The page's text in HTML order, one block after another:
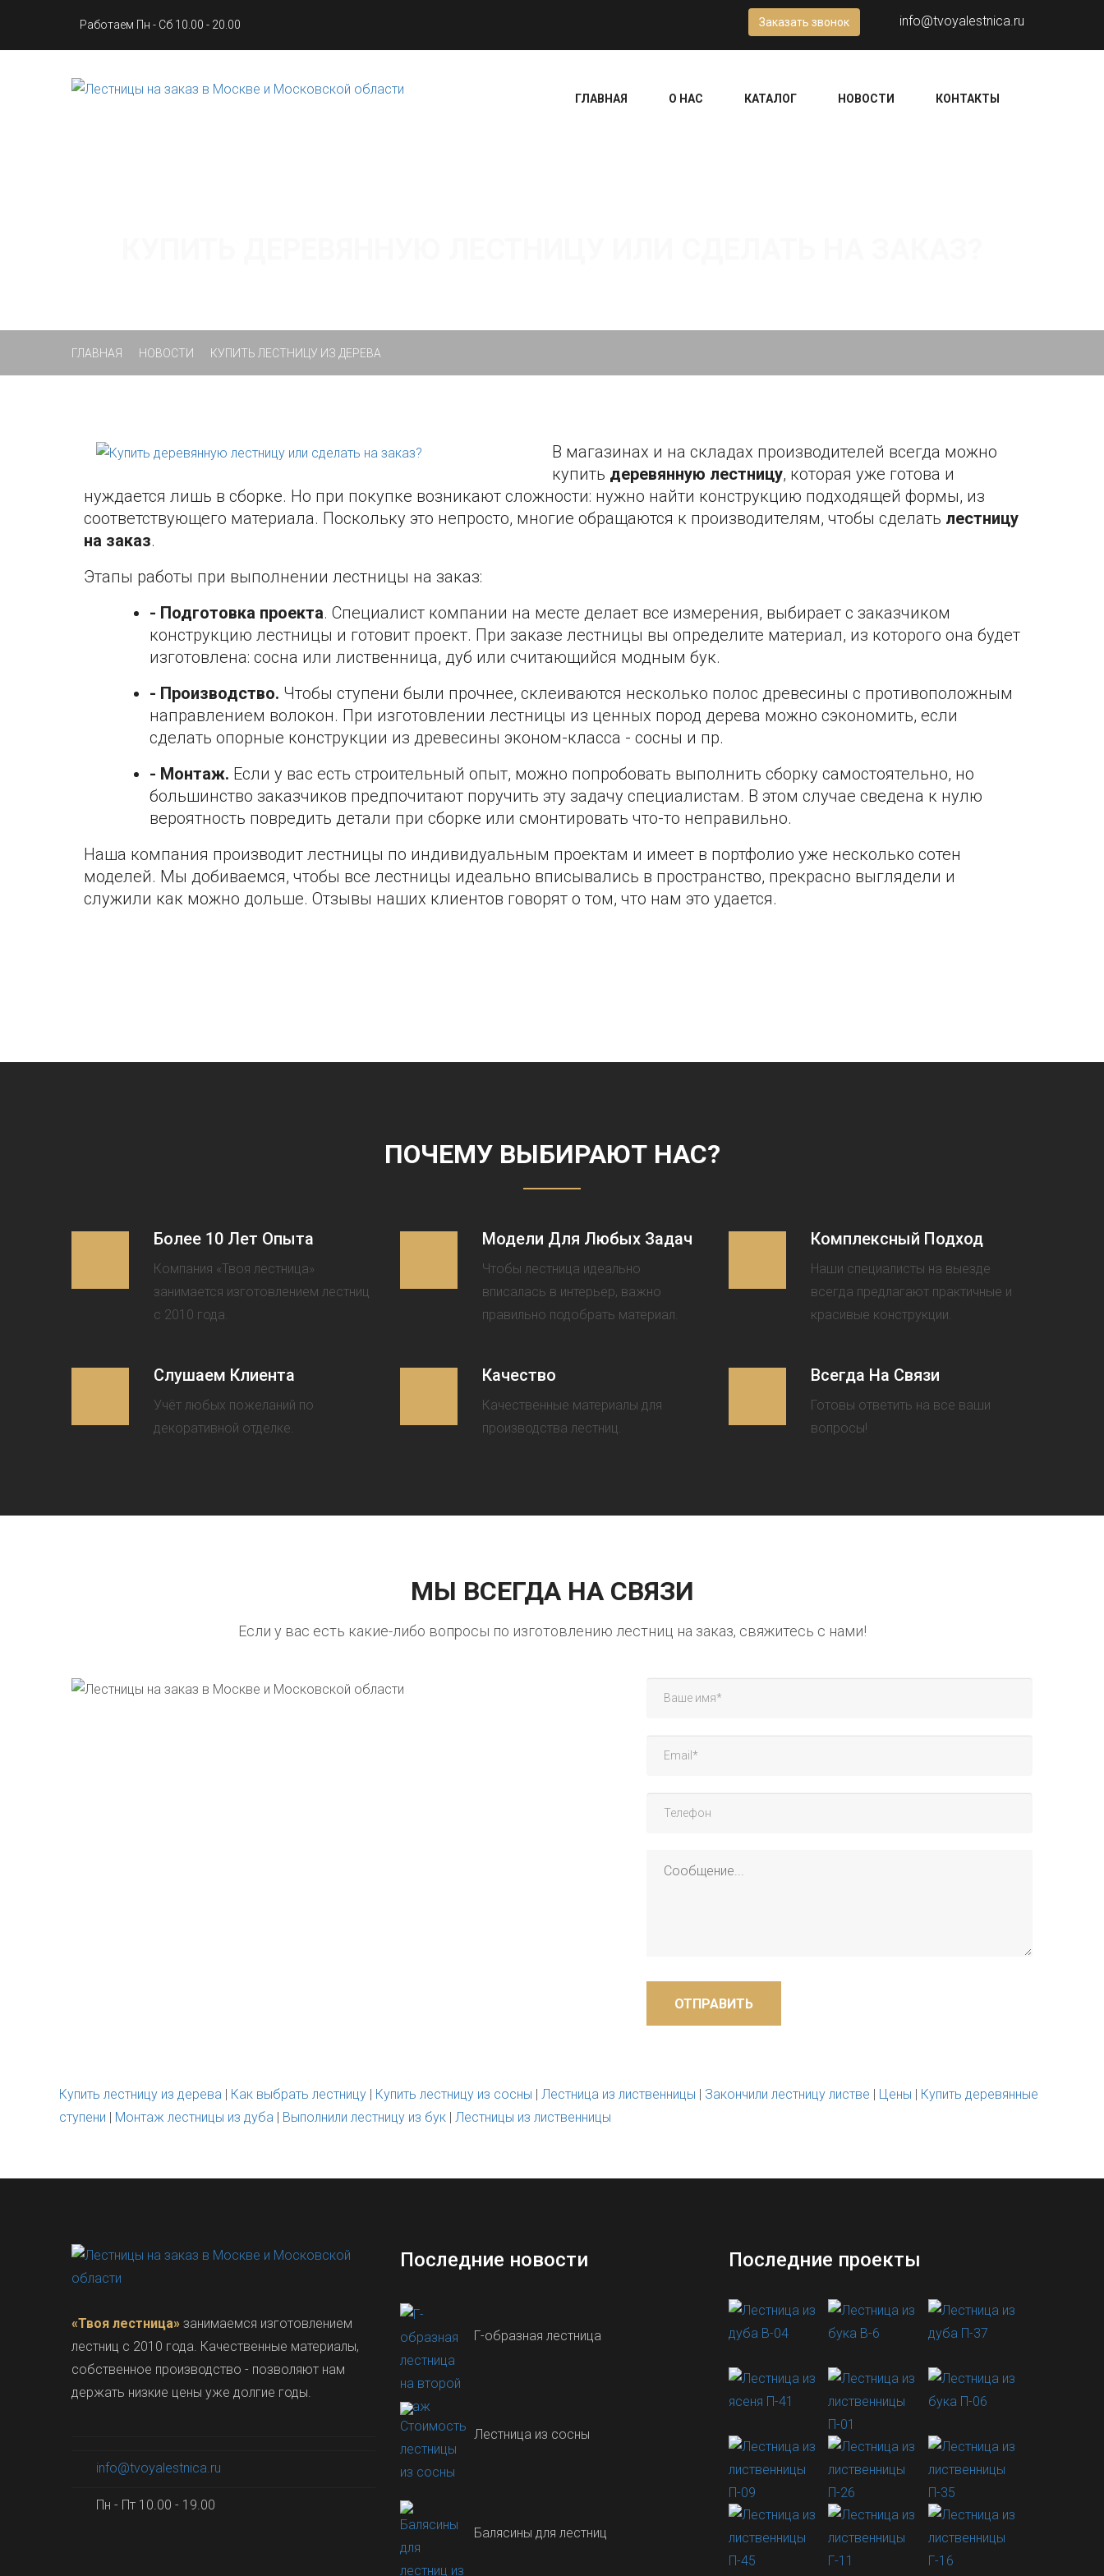
Работаем Пн - Сб 10.00 - 20.00 Заказать звонок info@tvoyalestnica.ru
ГЛАВНАЯ О НАС КАТАЛОГ НОВОСТИ КОНТАКТЫ
ГЛАВНАЯ НОВОСТИ КУПИТЬ ЛЕСТНИЦУ ИЗ ДЕРЕВА
В магазинах и на складах производителей всегда можно
купить деревянную лестницу, которая уже готова и
нуждается лишь в сборке. Но при покупке возникают сложности: нужно найти конструкцию подходящей формы, из
соответствующего материала. Поскольку это непросто, многие обращаются к производителям, чтобы сделать лестницу
на заказ.
Этапы работы при выполнении лестницы на заказ:
- Подготовка проекта. Специалист компании на месте делает все измерения, выбирает с заказчиком
конструкцию лестницы и готовит проект. При заказе лестницы вы определите материал, из которого она будет
изготовлена: сосна или лиственница, дуб или считающийся модным бук.
- Производство. Чтобы ступени были прочнее, склеиваются несколько полос древесины с противоположным
направлением волокон. При изготовлении лестницы из ценных пород дерева можно сэкономить, если
сделать опорные конструкции из древесины эконом-класса - сосны и пр.
- Монтаж. Если у вас есть строительный опыт, можно попробовать выполнить сборку самостоятельно, но
большинство заказчиков предпочитают поручить эту задачу специалистам. В этом случае сведена к нулю
вероятность повредить детали при сборке или смонтировать что-то неправильно.
Наша компания производит лестницы по индивидуальным проектам и имеет в портфолио уже несколько сотен
моделей. Мы добиваемся, чтобы все лестницы идеально вписывались в пространство, прекрасно выглядели и
служили как можно дольше. Отзывы наших клиентов говорят о том, что нам это удается.
ПОЧЕМУ ВЫБИРАЮТ НАС?
Более 10 Лет Опыта
Компания «Твоя лестница»
занимается изготовлением лестниц
с 2010 года.
Модели Для Любых Задач
Чтобы лестница идеально
вписалась в интерьер, важно
правильно подобрать материал.
Комплексный Подход
Наши специалисты на выезде
всегда предлагают практичные и
красивые конструкции.
Слушаем Клиента
Учёт любых пожеланий по
декоративной отделке.
Качество
Качественные материалы для
производства лестниц.
Всегда На Связи
Готовы ответить на все ваши
вопросы!
МЫ ВСЕГДА НА СВЯЗИ
Если у вас есть какие-либо вопросы по изготовлению лестниц на заказ, свяжитесь с нами!
ОТПРАВИТЬ
Купить лестницу из дерева Как выбрать лестницу Купить лестницу из сосны Лестница из лиственницы Закончили лестницу листве Цены
Купить деревянные
ступени
Монтаж лестницы из дуба Выполнили лестницу из бук Лестницы из лиственницы
«Твоя лестница» занимаемся изготовлением
лестниц с 2010 года. Качественные материалы,
собственное производство - позволяют нам
держать низкие цены уже долгие годы.
info@tvoyalestnica.ru
Пн - Пт 10.00 - 19.00
Последние новости
Г-образная лестница
Лестница из сосны
Балясины для лестниц
Последние проекты